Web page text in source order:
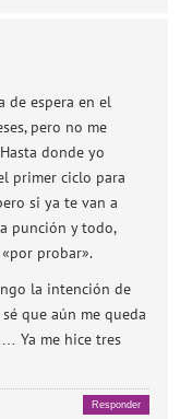
de espera en el
pero no me
donde yo
primer ciclo para
si ya te van a
punción y todo,
probar».
la intención de
que aún me queda
Ya me hice tres
Responder